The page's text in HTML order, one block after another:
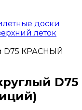
доски
леток
D75 КРАСНЫЙ
D75